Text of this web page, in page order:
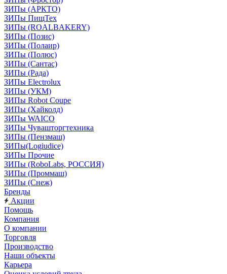
ЗИПы (АРКТО)
ЗИПы ПищТех
ЗИПы (ROALBAKERY)
ЗИПы (Позис)
ЗИПы (Полаир)
ЗИПы (Полюс)
ЗИПы (Сантас)
ЗИПы (Рада)
ЗИПы Electrolux
ЗИПы (УКМ)
ЗИПы Robot Coupe
ЗИПы (Хайколд)
ЗИПы WAICO
ЗИПы Чувашторгтехника
ЗИПы (Пензмаш)
ЗИПы(Logiudice)
ЗИПы Прочие
ЗИПы (RoboLabs, РОССИЯ)
ЗИПы (Проммаш)
ЗИПы (Снеж)
Бренды
Акции
Помощь
Компания
О компании
Торговля
Производство
Наши объекты
Карьера